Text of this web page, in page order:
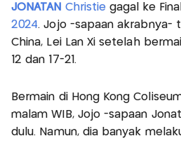
JONATAN Christie gagal ke Final
2024. Jojo -sapaan akrabnya-
China, Lei Lan Xi setelah
12 dan 17-21.
Bermain di Hong Kong
malam WIB, Jojo -sapaan
dulu. Namun, dia banyak